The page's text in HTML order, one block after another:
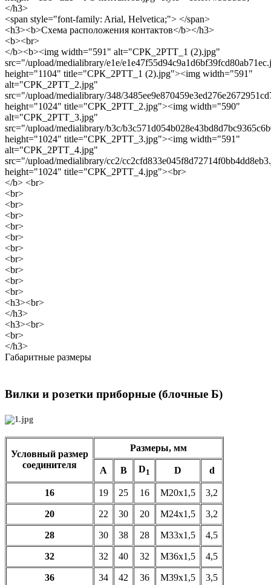
</h3>
<span style="font-family: Arial, Helvetica;"> </span>
<h3><b>Схема расположения контактов</b></h3>
<b><br>
</b><b><img width="591" alt="СРК_2РТТ_1 (2).jpg"
src="/upload/medialibrary/e1e/
height="1104" title="СРК_2РТТ_1 (2).jpg"><img width="591"
alt="СРК_2РТТ_2.jpg"
src="/upload/medialibrary/348/
height="1024" title="СРК_2РТТ_2.jpg"><img width="590"
alt="СРК_2РТТ_3.jpg"
src="/upload/medialibrary/b3c/
height="1024" title="СРК_2РТТ_3.jpg"><img width="591"
alt="СРК_2РТТ_4.jpg"
src="/upload/medialibrary/cc2/
height="1024" title="СРК_2РТТ_4.jpg"><br>
</b> <br>
<br>
<br>
<br>
<br>
<br>
<br>
<br>
<br>
<br>
<br>
<h3><br>
</h3>
<h3><br>
<br>
</h3>
Габаритные размеры
Вилки и розетки приборные (блочные Б)
Условный размер
соединителя
Размеры, мм
A B D1 D d
16 19 25 16 М20х1,5 3,2
20 22 30 20 М24х1,5 3,2
28 30 38 28 М33х1,5 4,5
32 32 40 32 М36х1,5 4,5
36 34 42 36 М39х1,5 3,5